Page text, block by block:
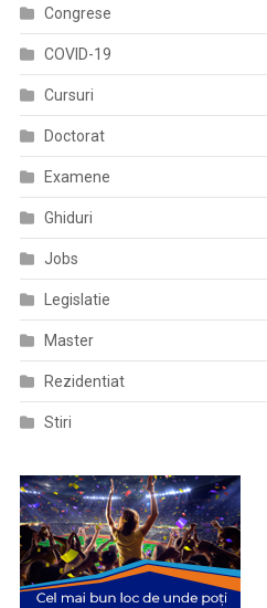
Congrese
COVID-19
Cursuri
Doctorat
Examene
Ghiduri
Jobs
Legislatie
Master
Rezidentiat
Stiri